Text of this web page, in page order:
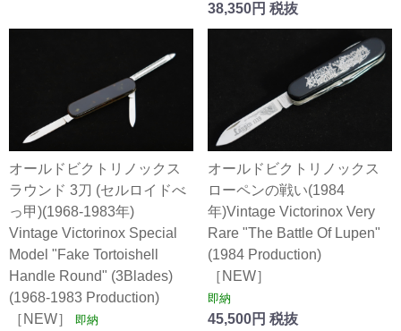
38,350円 税抜
オールドビクトリノックス
ラウンド 3刀 (セルロイドべ
っ甲)(1968-1983年)
Vintage Victorinox Special
Model "Fake Tortoishell
Handle Round" (3Blades)
(1968-1983 Production)
［NEW］
即納
オールドビクトリノックス
ローペンの戦い(1984
年)Vintage Victorinox Very
Rare "The Battle Of Lupen"
(1984 Production)
［NEW］
即納
45,500円 税抜